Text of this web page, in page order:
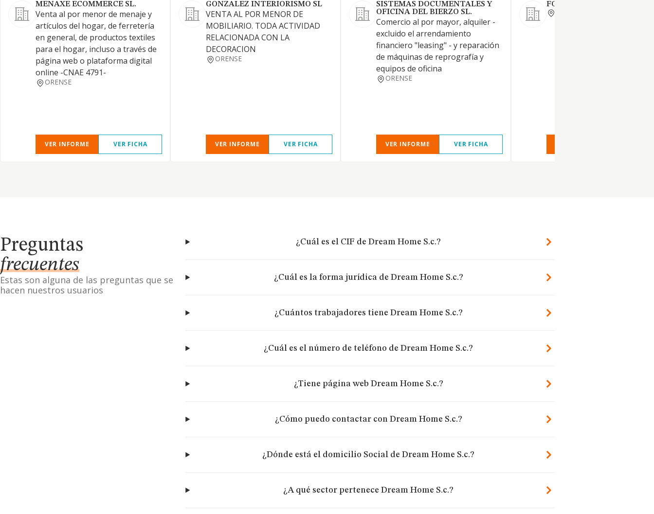
MENAXE ECOMMERCE SL.
Venta al por menor de menaje y
artículos del hogar, de ferretería
en general, de productos textiles
para el hogar, incluso a través de
página web o plataforma digital
online -CNAE 4791-
ORENSE
VER INFORME VER FICHA
GONZALEZ INTERIORISMO SL
VENTA AL POR MENOR DE
MOBILIARIO. TODA ACTIVIDAD
RELACIONADA CON LA
DECORACION
ORENSE
VER INFORME VER FICHA
SISTEMAS DOCUMENTALES Y
OFICINA DEL BIERZO SL.
Comercio al por mayor, alquiler -
excluido el arrendamiento
financiero "leasing" - y reparación
de máquinas de reprografía y
equipos de oficina
ORENSE
VER INFORME VER FICHA
FORMOSO ORO
Preguntas
frecuentes
Estas son alguna de las preguntas que se
hacen nuestros usuarios
¿Cuál es el CIF de Dream Home S.c.?
¿Cuál es la forma jurídica de Dream Home S.c.?
¿Cuántos trabajadores tiene Dream Home S.c.?
¿Cuál es el número de teléfono de Dream Home S.c.?
¿Tiene página web Dream Home S.c.?
¿Cómo puedo contactar con Dream Home S.c.?
¿Dónde está el domicilio Social de Dream Home S.c.?
¿A qué sector pertenece Dream Home S.c.?